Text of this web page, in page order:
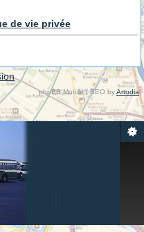
de vie privée
phpBB Mobile / SEO byArtodia.